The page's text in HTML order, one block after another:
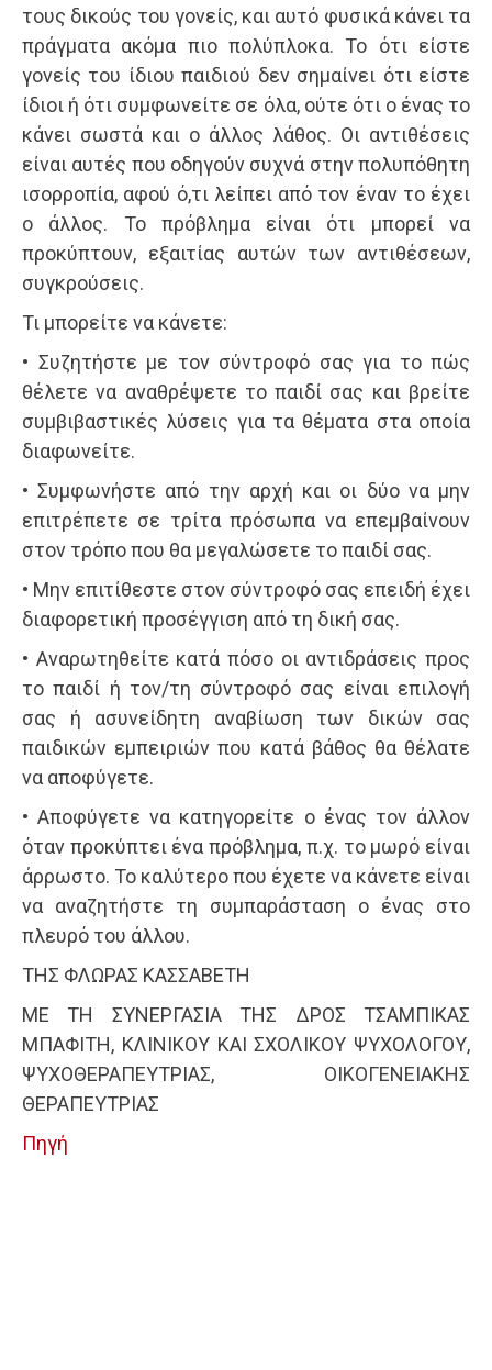
τους δικούς του γονείς, και αυτό φυσικά κάνει τα
πράγματα ακόμα πιο πολύπλοκα. Το ότι είστε
γονείς του ίδιου παιδιού δεν σημαίνει ότι είστε
ίδιοι ή ότι συμφωνείτε σε όλα, ούτε ότι ο ένας το
κάνει σωστά και ο άλλος λάθος. Οι αντιθέσεις
είναι αυτές που οδηγούν συχνά στην πολυπόθητη
ισορροπία, αφού ό,τι λείπει από τον έναν το έχει
ο άλλος. Το πρόβλημα είναι ότι μπορεί να
προκύπτουν, εξαιτίας αυτών των αντιθέσεων,
συγκρούσεις.
Τι μπορείτε να κάνετε:
• Συζητήστε με τον σύντροφό σας για το πώς
θέλετε να αναθρέψετε το παιδί σας και βρείτε
συμβιβαστικές λύσεις για τα θέματα στα οποία
διαφωνείτε.
• Συμφωνήστε από την αρχή και οι δύο να μην
επιτρέπετε σε τρίτα πρόσωπα να επεμβαίνουν
στον τρόπο που θα μεγαλώσετε το παιδί σας.
• Μην επιτίθεστε στον σύντροφό σας επειδή έχει
διαφορετική προσέγγιση από τη δική σας.
• Αναρωτηθείτε κατά πόσο οι αντιδράσεις προς
το παιδί ή τον/τη σύντροφό σας είναι επιλογή
σας ή ασυνείδητη αναβίωση των δικών σας
παιδικών εμπειριών που κατά βάθος θα θέλατε
να αποφύγετε.
• Αποφύγετε να κατηγορείτε ο ένας τον άλλον
όταν προκύπτει ένα πρόβλημα, π.χ. το μωρό είναι
άρρωστο. Το καλύτερο που έχετε να κάνετε είναι
να αναζητήστε τη συμπαράσταση ο ένας στο
πλευρό του άλλου.
ΤΗΣ ΦΛΩΡΑΣ ΚΑΣΣΑΒΕΤΗ
ΜΕ ΤΗ ΣΥΝΕΡΓΑΣΙΑ ΤΗΣ ΔΡΟΣ ΤΣΑΜΠΙΚΑΣ
ΜΠΑΦΙΤΗ, ΚΛΙΝΙΚΟΥ ΚΑΙ ΣΧΟΛΙΚΟΥ ΨΥΧΟΛΟΓΟΥ,
ΨΥΧΟΘΕΡΑΠΕΥΤΡΙΑΣ, ΟΙΚΟΓΕΝΕΙΑΚΗΣ
ΘΕΡΑΠΕΥΤΡΙΑΣ
Πηγή